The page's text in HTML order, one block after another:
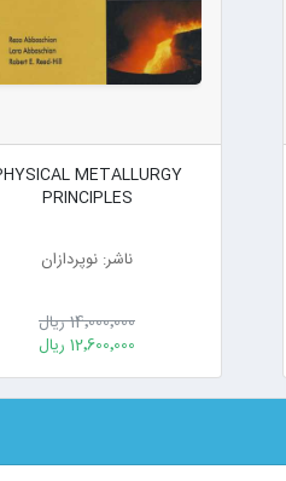
METALLURGY
PRINCIPLES
ناشر: نوپردازان
14٬000٬000 ریال
12٬600٬000 ریال